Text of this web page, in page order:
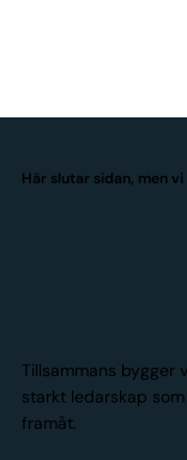
Här slutar sidan, men
Tillsammans bygger
starkt ledarskap
framåt.